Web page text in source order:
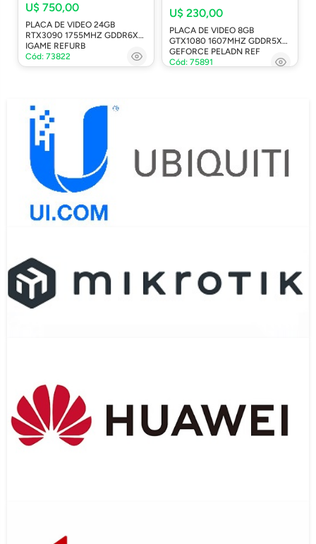
U$ 750,00
PLACA DE VIDEO 24GB
RTX3090 1755MHZ GDDR6X
IGAME REFURB
Cód: 73822
U$ 230,00
PLACA DE VIDEO 8GB
GTX1080 1607MHZ GDDR5X
GEFORCE PELADN REF
Cód: 75891